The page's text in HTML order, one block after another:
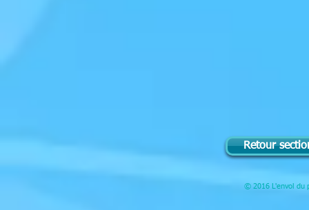
Retour
© 2016 L'envol du